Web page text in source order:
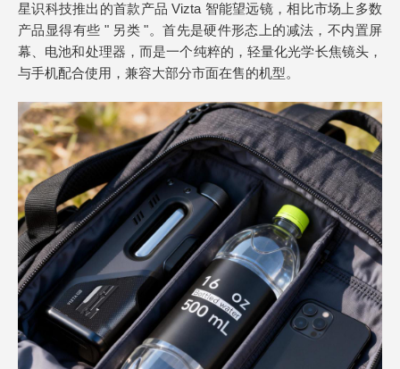
星识科技推出的首款产品 Vizta 智能望远镜，相比市场上多数
产品显得有些 " 另类 "。首先是硬件形态上的减法，不内置屏
幕、电池和处理器，而是一个纯粹的，轻量化光学长焦镜头，
与手机配合使用，兼容大部分市面在售的机型。